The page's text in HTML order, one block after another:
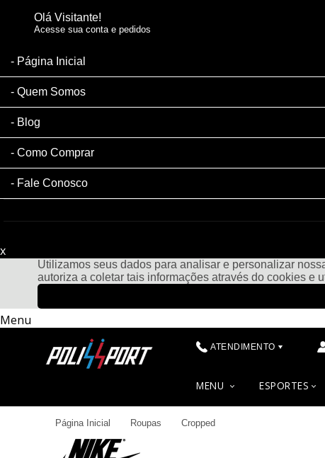
Olá Visitante!
Acesse sua conta e pedidos
Página Inicial
Quem Somos
Blog
Como Comprar
Fale Conosco
x
Utilizamos seus dados para analisar e personalizar
autoriza a coletar tais informações através do cookies e
Menu
ATENDIMENTO
(48) 3622-0041
MENU ESPORTES
Página Inicial Roupas Cropped